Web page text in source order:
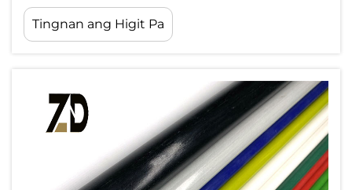
materyales na nagbibigay ng mahusay na
pagganap sa maraming pamantayan tulad
ng lakas, tibay, paglaban sa corrosion, at
istraktura para sa mga engineering na
proyekto, pr...
Tingnan ang Higit Pa